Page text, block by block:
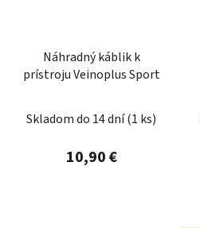
Náhradný káblik k
prístroju Veinoplus Sport
Skladom do 14 dní(1 ks)
10,90 €